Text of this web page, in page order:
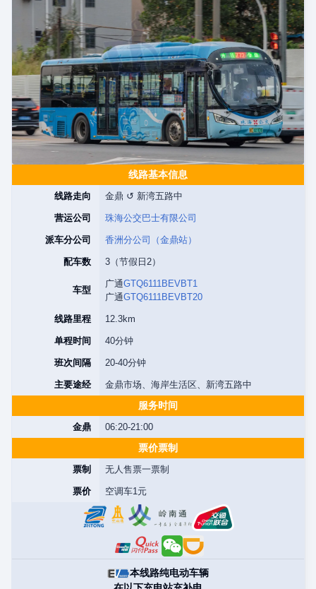
线路基本信息
线路走向 金鼎 ↺ 新湾五路中
营运公司 珠海公交巴士有限公司
派车分公司 香洲分公司（金鼎站）
配车数 3（节假日2）
车型
广通GTQ6111BEVBT1
广通GTQ6111BEVBT20
线路里程 12.3km
单程时间 40分钟
班次间隔 20-40分钟
主要途经 金鼎市场、海岸生活区、新湾五路中
服务时间
金鼎 06:20-21:00
票价票制
票制 无人售票一票制
票价 空调车1元
本线路纯电动车辆